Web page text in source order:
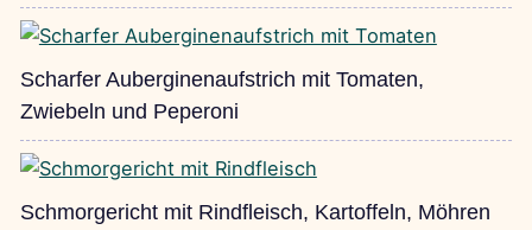
Scharfer Auberginenaufstrich mit Tomaten,
Zwiebeln und Peperoni
Schmorgericht mit Rindfleisch, Kartoffeln, Möhren